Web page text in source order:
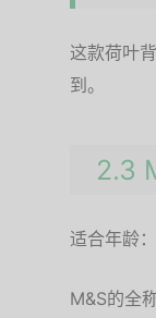
这款荷叶
到。
2.3
适合年龄
M&S的全